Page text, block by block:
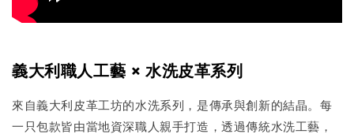
義大利職人工藝 × 水洗皮革系列
來自義大利皮革工坊的水洗系列，是傳承與創新的結晶。每
一只包款皆由當地資深職人親手打造，透過傳統水洗工藝，